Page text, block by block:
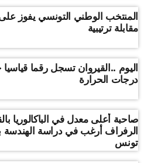
المنتخب الوطني التونسي يفوز
مقابلة ترتيبية
اليوم ..القيروان تسجل رقما
درجات الحرارة
صاحبة أعلى معدل في
الرفراف أرغب في دراسة الهندسة
تونس